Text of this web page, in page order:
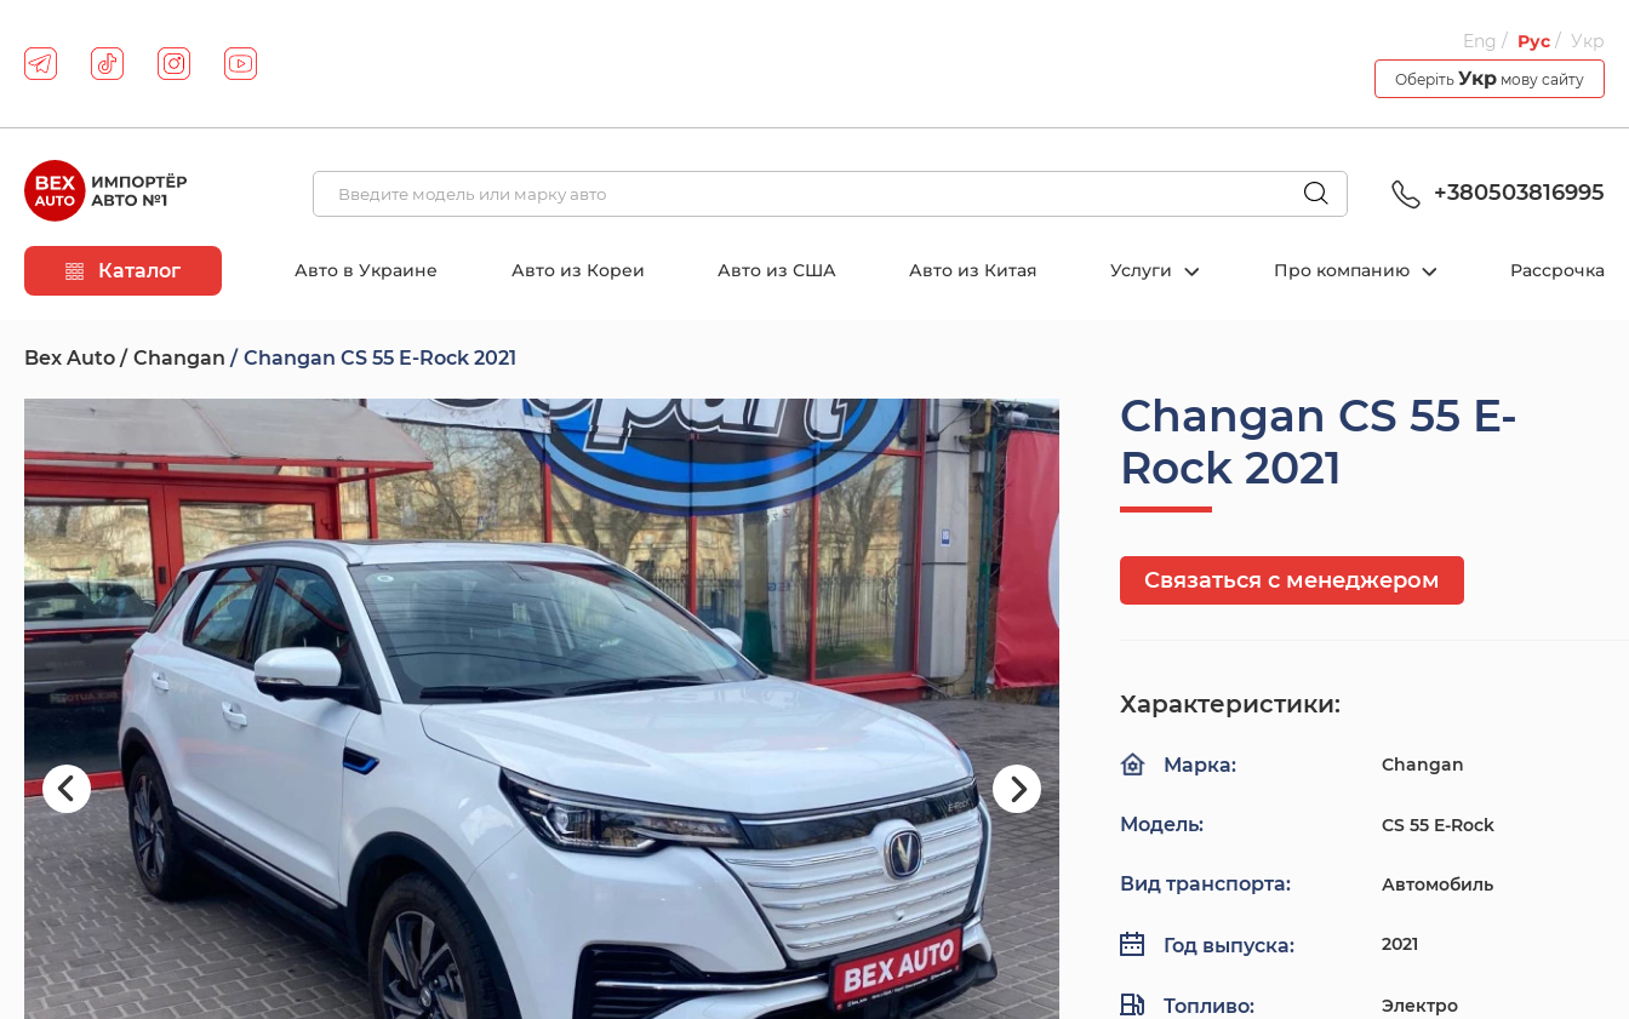
Eng Рус Укр
Оберіть Укр мову сайту
+380503816995
Каталог Авто в Украине Авто из Кореи Авто из США Авто из Китая Услуги Про компанию Рассрочка
Bex Auto Changan Changan CS 55 E-Rock 2021
Changan CS 55 E-
Rock 2021
Связаться с менеджером
Характеристики:
Марка: Changan
Модель: CS 55 E-Rock
Вид транспорта: Автомобиль
Год выпуска: 2021
Топливо: Электро